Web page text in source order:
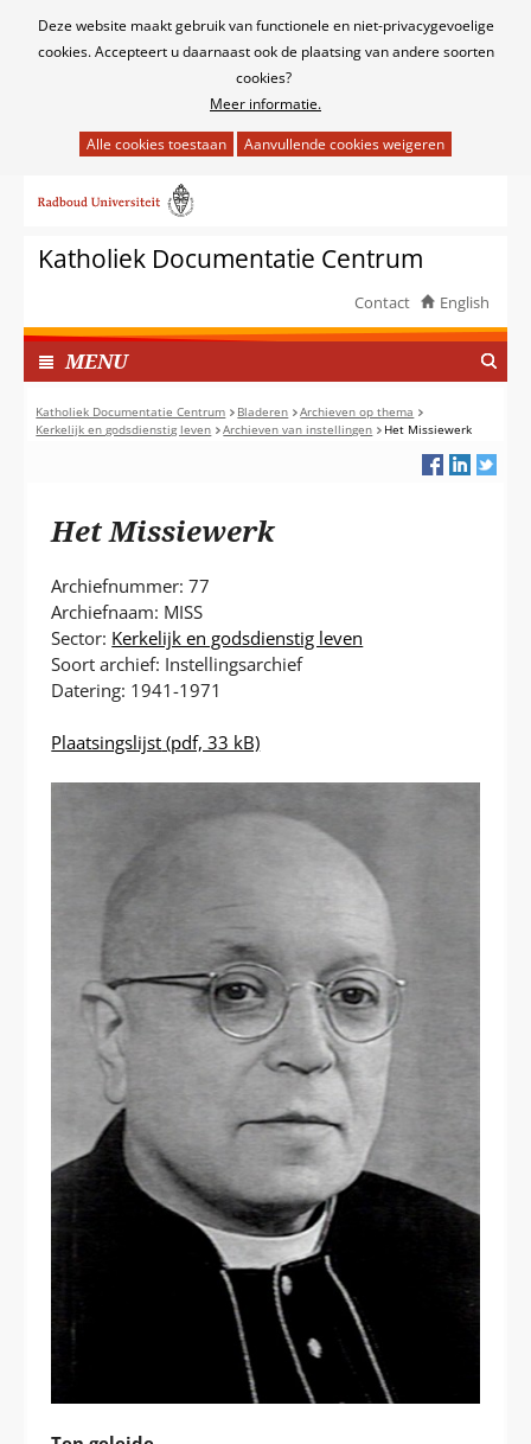
Cookies
Deze website maakt gebruik van functionele en niet-privacygevoelige
cookies. Accepteert u daarnaast ook de plaatsing van andere soorten
cookies?
Meer informatie.
het
van
cookies
deze
website
worden
toegestaan
of
naar
inhoudKatholiek Documentatie Centrum
Contact English
MENUI
N
G
E
P
Katholiek Documentatie Centrum Bladeren
Archieven op thema
Kerkelijk en godsdienstig leven
Archieven van instellingen Het Missiewerk
Het Missiewerk
Archiefnummer: 77
Archiefnaam: MISS
Sector: Kerkelijk en godsdienstig leven
Soort archief: Instellingsarchief
Datering: 1941-1971
Plaatsingslijst (pdf, 33 kB)